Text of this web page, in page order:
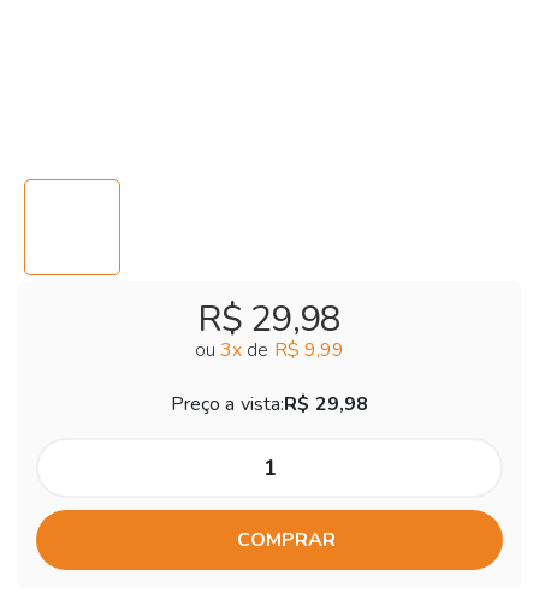
R$ 29,98
ou 3x de R$ 9,99
Preço a vista:R$ 29,98
COMPRAR